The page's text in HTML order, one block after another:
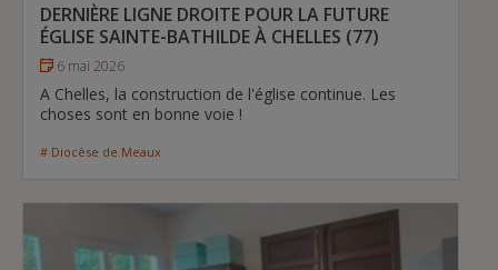
DERNIÈRE LIGNE DROITE POUR LA FUTURE
ÉGLISE SAINTE-BATHILDE À CHELLES (77)
6 mai 2026
A Chelles, la construction de l'église continue. Les
choses sont en bonne voie !
# Diocèse de Meaux